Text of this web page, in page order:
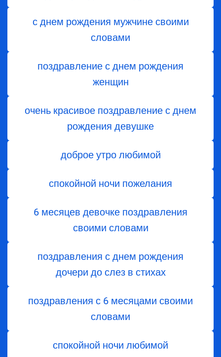
с днем рождения мужчине своими
словами
поздравление с днем рождения
женщин
очень красивое поздравление с днем
рождения девушке
доброе утро любимой
спокойной ночи пожелания
6 месяцев девочке поздравления
своими словами
поздравления с днем ​​рождения
дочери до слез в стихах
поздравления с 6 месяцами своими
словами
спокойной ночи любимой